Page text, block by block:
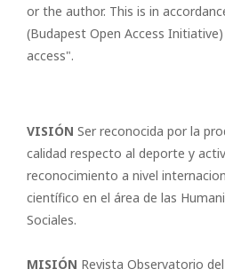
or the author. This is in
(Budapest Open Access
access".
VISIÓN Ser reconocida por la
calidad respecto al deporte y
reconocimiento a nivel
científico en el área de las
Sociales.
MISIÓN Revista Observatorio